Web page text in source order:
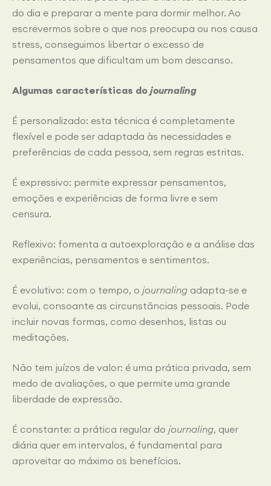
do dia e preparar a mente para dormir melhor. Ao
escrevermos sobre o que nos preocupa ou nos causa
stress, conseguimos libertar o excesso de
pensamentos que dificultam um bom descanso.
Algumas características do journaling
É personalizado: esta técnica é completamente
flexível e pode ser adaptada às necessidades e
preferências de cada pessoa, sem regras estritas.
É expressivo: permite expressar pensamentos,
emoções e experiências de forma livre e sem
censura.
Reflexivo: fomenta a autoexploração e a análise das
experiências, pensamentos e sentimentos.
É evolutivo: com o tempo, o journaling adapta-se e
evolui, consoante as circunstâncias pessoais. Pode
incluir novas formas, como desenhos, listas ou
meditações.
Não tem juízos de valor: é uma prática privada, sem
medo de avaliações, o que permite uma grande
liberdade de expressão.
É constante: a prática regular do journaling, quer
diária quer em intervalos, é fundamental para
aproveitar ao máximo os benefícios.